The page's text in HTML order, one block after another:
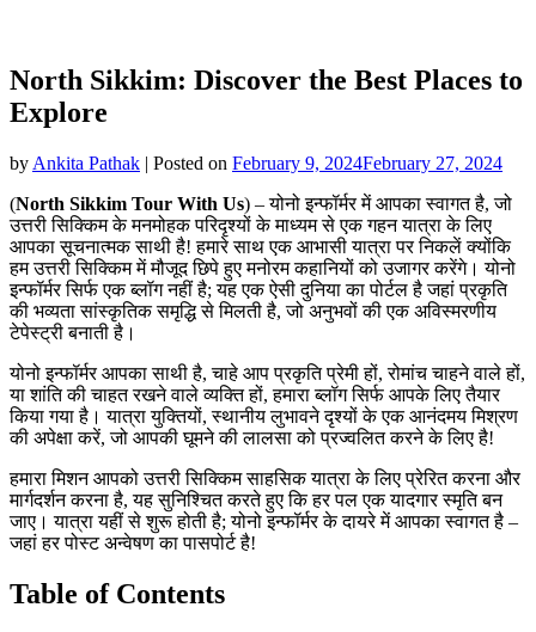
North Sikkim: Discover the Best Places to
Explore
by Ankita Pathak | Posted on February 9, 2024February 27, 2024
(North Sikkim Tour With Us) – योनो इन्फॉर्मर में आपका स्वागत है, जो
उत्तरी सिक्किम के मनमोहक परिदृश्यों के माध्यम से एक गहन यात्रा के लिए
आपका सूचनात्मक साथी है! हमारे साथ एक आभासी यात्रा पर निकलें क्योंकि
हम उत्तरी सिक्किम में मौजूद छिपे हुए मनोरम कहानियों को उजागर करेंगे। योनो
इन्फॉर्मर सिर्फ एक ब्लॉग नहीं है; यह एक ऐसी दुनिया का पोर्टल है जहां प्रकृति
की भव्यता सांस्कृतिक समृद्धि से मिलती है, जो अनुभवों की एक अविस्मरणीय
टेपेस्ट्री बनाती है।
योनो इन्फॉर्मर आपका साथी है, चाहे आप प्रकृति प्रेमी हों, रोमांच चाहने वाले हों,
या शांति की चाहत रखने वाले व्यक्ति हों, हमारा ब्लॉग सिर्फ आपके लिए तैयार
किया गया है। यात्रा युक्तियों, स्थानीय लुभावने दृश्यों के एक आनंदमय मिश्रण
की अपेक्षा करें, जो आपकी घूमने की लालसा को प्रज्वलित करने के लिए है!
हमारा मिशन आपको उत्तरी सिक्किम साहसिक यात्रा के लिए प्रेरित करना और
मार्गदर्शन करना है, यह सुनिश्चित करते हुए कि हर पल एक यादगार स्मृति बन
जाए। यात्रा यहीं से शुरू होती है; योनो इन्फॉर्मर के दायरे में आपका स्वागत है –
जहां हर पोस्ट अन्वेषण का पासपोर्ट है!
Table of Contents